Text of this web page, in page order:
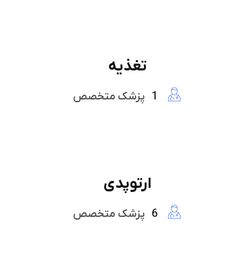
تغذیه
1 پزشک متخصص
ارتوپدی
6 پزشک متخصص